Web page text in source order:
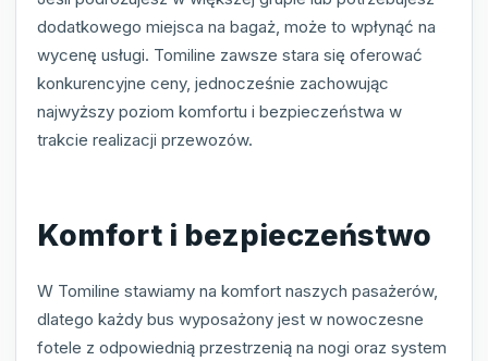
dodatkowego miejsca na bagaż, może to wpłynąć na
wycenę usługi. Tomiline zawsze stara się oferować
konkurencyjne ceny, jednocześnie zachowując
najwyższy poziom komfortu i bezpieczeństwa w
trakcie realizacji przewozów.
Komfort i bezpieczeństwo
W Tomiline stawiamy na komfort naszych pasażerów,
dlatego każdy bus wyposażony jest w nowoczesne
fotele z odpowiednią przestrzenią na nogi oraz system